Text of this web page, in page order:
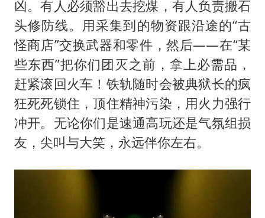
凶。有人必须豁出去挖煤，有人负责搬石
头修防线。用采集到的物资跟沿途的“古
怪商店”交换武器和零件，然后——在“某
些东西”把你们团灭之前，拿上必需品，
赶紧滚回火车！铁轨随时会被典狱长的疯
狂死死锁住，顶住精神污染，用火力强行
冲开。无论你们是速通高玩还是气氛组损
友，尖叫与大笑，永远伴你左右。